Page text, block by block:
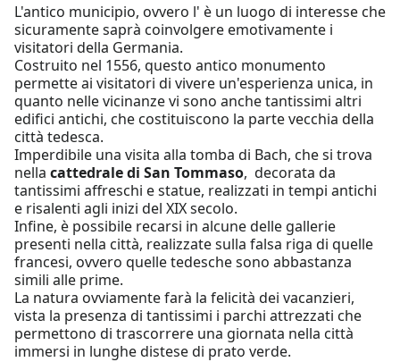
L'antico municipio, ovvero l' è un luogo di interesse che
sicuramente saprà coinvolgere emotivamente i
visitatori della Germania.
Costruito nel 1556, questo antico monumento
permette ai visitatori di vivere un'esperienza unica, in
quanto nelle vicinanze vi sono anche tantissimi altri
edifici antichi, che costituiscono la parte vecchia della
città tedesca.
Imperdibile una visita alla tomba di Bach, che si trova
nella cattedrale di San Tommaso, decorata da
tantissimi affreschi e statue, realizzati in tempi antichi
e risalenti agli inizi del XIX secolo.
Infine, è possibile recarsi in alcune delle gallerie
presenti nella città, realizzate sulla falsa riga di quelle
francesi, ovvero quelle tedesche sono abbastanza
simili alle prime.
La natura ovviamente farà la felicità dei vacanzieri,
vista la presenza di tantissimi i parchi attrezzati che
permettono di trascorrere una giornata nella città
immersi in lunghe distese di prato verde.